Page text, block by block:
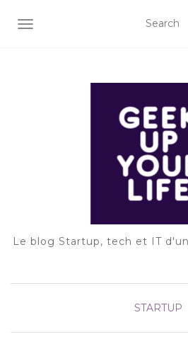
AFFICHER/MASQUER LA
Le blog Startup, tech et IT
STARTUP